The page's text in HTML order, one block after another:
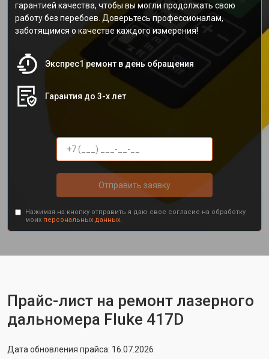
гарантией качества, чтобы вы могли продолжать свою
работу без перебоев. Доверьтесь профессионалам,
заботящимся о качестве каждого измерения!
Экспрес1 ремонт в день обращения
Гарантия до 3-х лет
Отправить заявку
Нажимая на кнопку отправить я даю свое согласие на обработку
моих персональных данных.
Прайс-лист на ремонт лазерного
дальномера Fluke 417D
Дата обновления прайса: 16.07.2026